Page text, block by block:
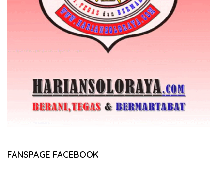
FANSPAGE FACEBOOK